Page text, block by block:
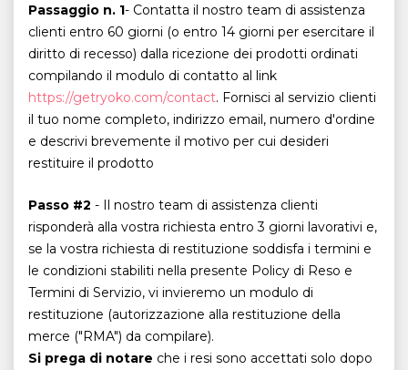
Passaggio n. 1- Contatta il nostro team di assistenza
clienti entro 60 giorni (o entro 14 giorni per esercitare il
diritto di recesso) dalla ricezione dei prodotti ordinati
compilando il modulo di contatto al link
https://getryoko.com/contact. Fornisci al servizio clienti
il ​​tuo nome completo, indirizzo email, numero d'ordine
e descrivi brevemente il motivo per cui desideri
restituire il prodotto
Passo #2 - Il nostro team di assistenza clienti
risponderà alla vostra richiesta entro 3 giorni lavorativi e,
se la vostra richiesta di restituzione soddisfa i termini e
le condizioni stabiliti nella presente Policy di Reso e
Termini di Servizio, vi invieremo un modulo di
restituzione (autorizzazione alla restituzione della
merce ("RMA") da compilare).
Si prega di notare che i resi sono accettati solo dopo